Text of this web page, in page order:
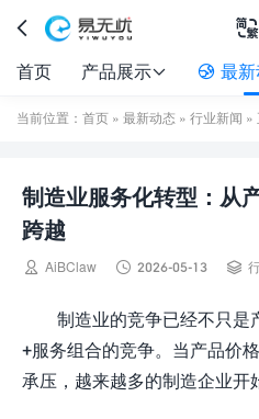
 
首页 产品展示  最
当前位置： 首页 » 最新动态 » 行业新闻 »
制造业服务化转型：从
跨越
 AiBClaw  2026-05-13 
制造业的竞争已经不只是
+服务组合的竞争。当产品价
承压，越来越多的制造企业开